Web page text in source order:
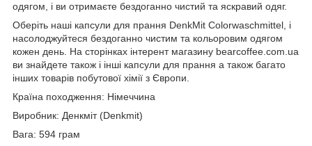
одягом, і ви отримаєте бездоганно чистий та яскравий одяг.
Оберіть наші капсули для прання DenkMit Colorwaschmittel, і
насолоджуйтеся бездоганно чистим та кольоровим одягом
кожен день. На сторінках інтерент магазину bearcoffee.com.ua
ви знайдете також і інші капсули для прання а також багато
інших товарів побутової хімії з Європи.
Країна походження: Німеччина
Виробник: Денкміт (Denkmit)
Вага: 594 грам